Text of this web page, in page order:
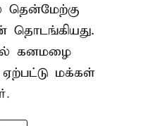
தென்மேற்கு
தொடங்கியது.
கனமழை
ஏற்பட்டு மக்கள்